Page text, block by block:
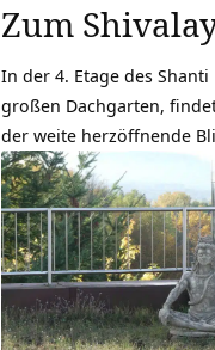
Zum
In der 4. Etage des Shanti
großen Dachgarten,
der weite herzöffnende